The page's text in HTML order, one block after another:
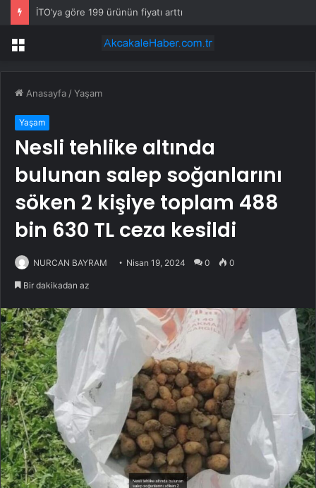
İTO’ya göre 199 ürünün fiyatı arttı
Menü
Anasayfa /Yaşam
Yaşam
Nesli tehlike altında
bulunan salep soğanlarını
söken 2 kişiye toplam 488
bin 630 TL ceza kesildi
NURCAN BAYRAM Nisan 19, 2024 0 0
Bir dakikadan az